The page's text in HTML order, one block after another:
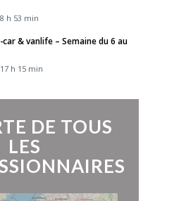
h 53 min
& vanlife – Semaine du 6 au
h 15 min
DE TOUS
LES